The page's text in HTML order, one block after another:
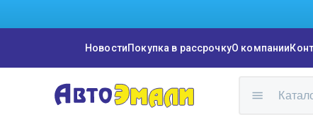
НовостиПокупка в рассрочкуО компании